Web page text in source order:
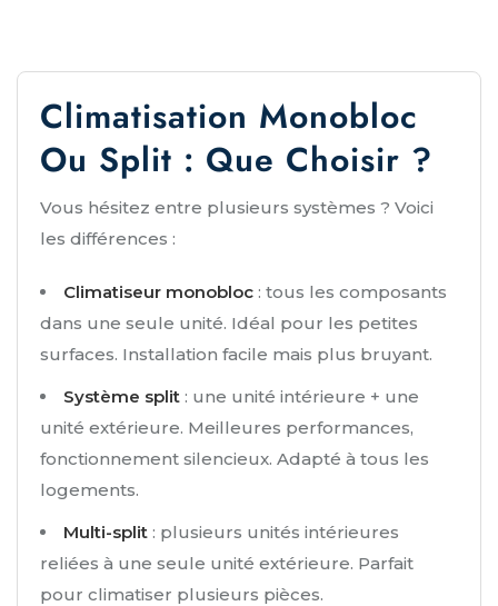
Climatisation Monobloc
Ou Split : Que Choisir ?
Vous hésitez entre plusieurs systèmes ? Voici
les différences :
Climatiseur monobloc : tous les composants
dans une seule unité. Idéal pour les petites
surfaces. Installation facile mais plus bruyant.
Système split : une unité intérieure + une
unité extérieure. Meilleures performances,
fonctionnement silencieux. Adapté à tous les
logements.
Multi-split : plusieurs unités intérieures
reliées à une seule unité extérieure. Parfait
pour climatiser plusieurs pièces.